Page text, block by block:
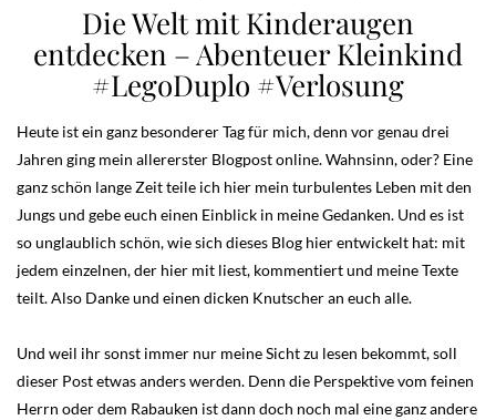
Die Welt mit Kinderaugen
entdecken – Abenteuer Kleinkind
#LegoDuplo #Verlosung
Heute ist ein ganz besonderer Tag für mich, denn vor genau drei
Jahren ging mein allererster Blogpost online. Wahnsinn, oder? Eine
ganz schön lange Zeit teile ich hier mein turbulentes Leben mit den
Jungs und gebe euch einen Einblick in meine Gedanken. Und es ist
so unglaublich schön, wie sich dieses Blog hier entwickelt hat: mit
jedem einzelnen, der hier mit liest, kommentiert und meine Texte
teilt. Also Danke und einen dicken Knutscher an euch alle.
Und weil ihr sonst immer nur meine Sicht zu lesen bekommt, soll
dieser Post etwas anders werden. Denn die Perspektive vom feinen
Herrn oder dem Rabauken ist dann doch noch mal eine ganz andere